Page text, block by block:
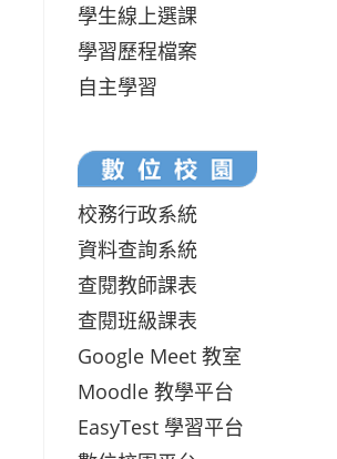
學生線上選課
學習歷程檔案
自主學習
校務行政系統
資料查詢系統
查閱教師課表
查閱班級課表
Google Meet 教室
Moodle 教學平台
EasyTest 學習平台